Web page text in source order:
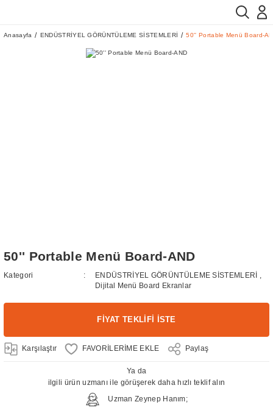
Anasayfa ENDÜSTRİYEL GÖRÜNTÜLEME SİSTEMLERİ 50'' Portable Menü Board-
50'' Portable Menü Board-AND
Kategori ENDÜSTRİYEL GÖRÜNTÜLEME SİSTEMLERİ
Dijital Menü Board Ekranlar
FİYAT TEKLİFİ İSTE
Karşılaştır Paylaş
Ya da
ilgili ürün uzmanı ile görüşerek daha hızlı teklif alın
Uzman Zeynep Hanım;